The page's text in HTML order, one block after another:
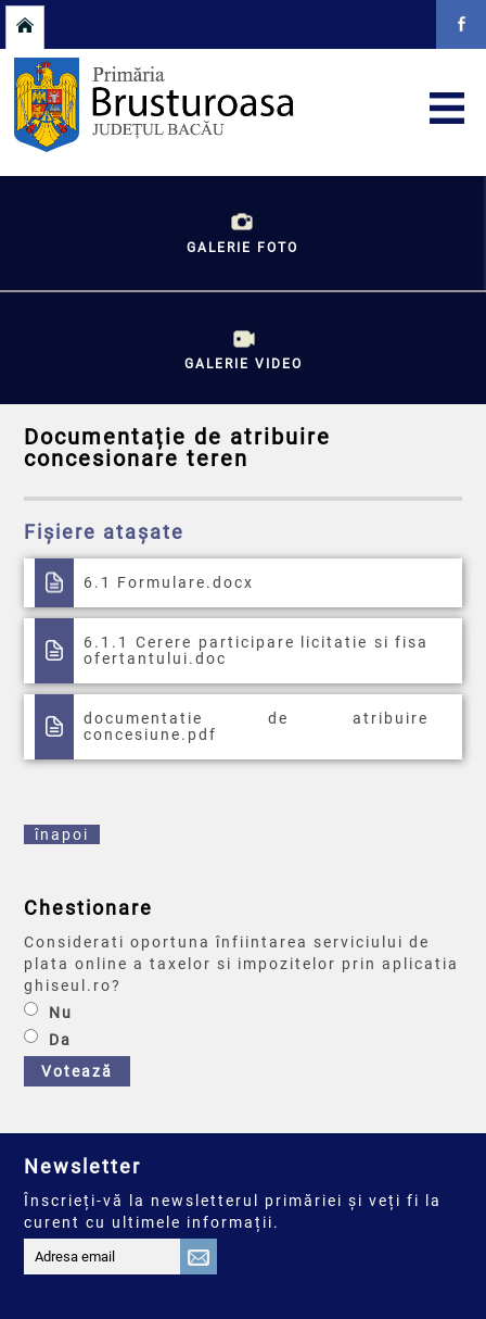
GALERIE FOTO
GALERIE VIDEO
Documentație de atribuire
concesionare teren
Fișiere atașate
6.1 Formulare.docx
6.1.1 Cerere participare licitatie si fisa
ofertantului.doc
documentatie de atribuire
concesiune.pdf
înapoi
Chestionare
Considerati oportuna înfiintarea serviciului de
plata online a taxelor si impozitelor prin aplicatia
ghiseul.ro?
Nu
Da
Votează
Newsletter
Înscrieți-vă la newsletterul primăriei și veți fi la
curent cu ultimele informații.